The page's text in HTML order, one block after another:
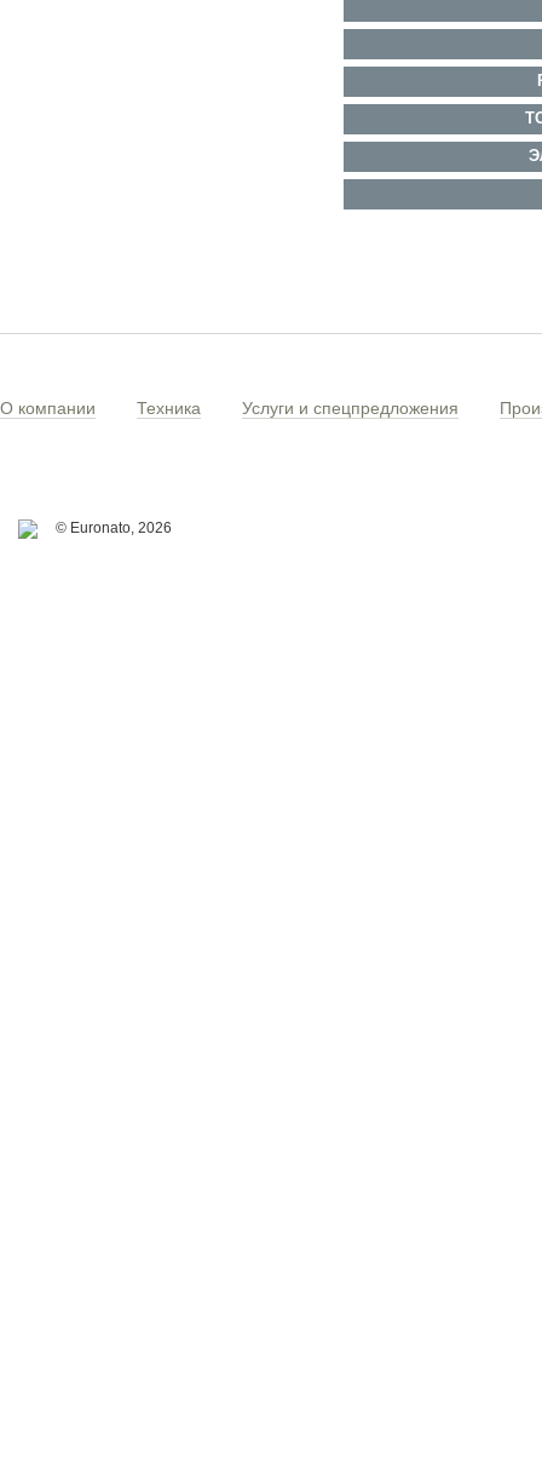
О компании Техника Услуги и спецпредложения
© Euronato, 2026